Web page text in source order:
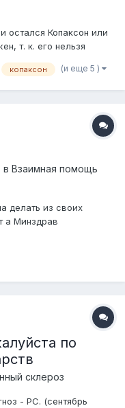
остался Копаксон или
т. к. его нельзя
людям. А
копаксон (и еще 5 )
в Взаимная помощь
делать из своих
а Минздрав
марта а прерывать
по
склероз
- РС. (сентябрь